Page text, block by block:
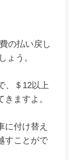
の払い戻し
ょう。
、＄12以上
ますよ。
に付け替え
すことがで